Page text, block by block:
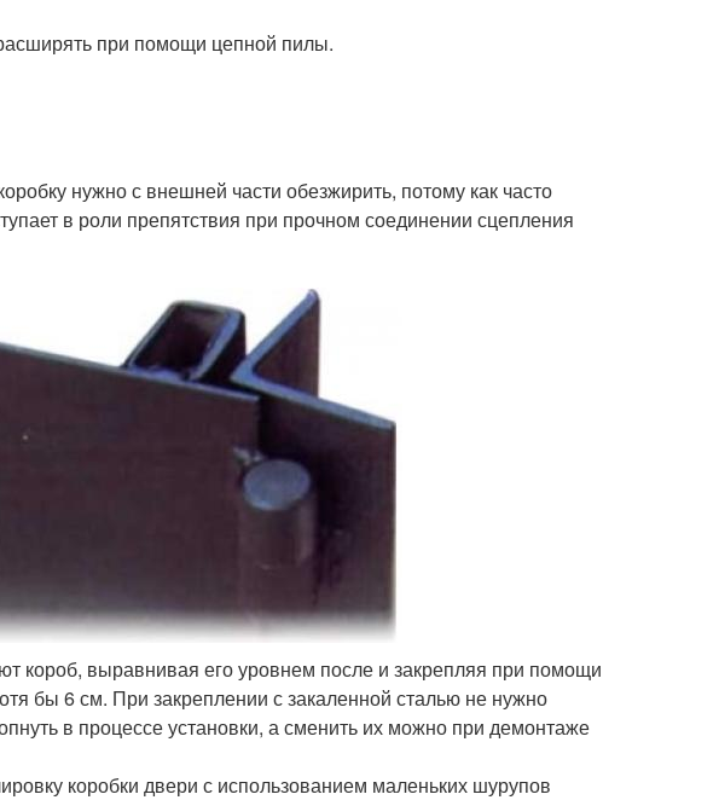
при помощи цепной пилы.
нужно с внешней части обезжирить, потому как часто
в роли препятствия при прочном соединении сцепления
короб, выравнивая его уровнем после и закрепляя при помощи
бы 6 см. При закреплении с закаленной сталью не нужно
в процессе установки, а сменить их можно при демонтаже
коробки двери с использованием маленьких шурупов